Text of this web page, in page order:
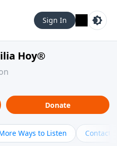
Sign In
Hoy®
Donate
Ways to Listen Contact